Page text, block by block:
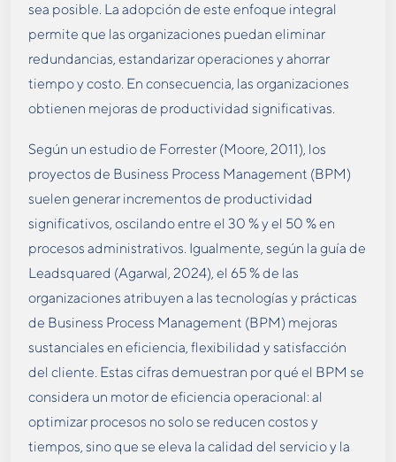
sea posible. La adopción de este enfoque integral
permite que las organizaciones puedan eliminar
redundancias, estandarizar operaciones y ahorrar
tiempo y costo. En consecuencia, las organizaciones
obtienen mejoras de productividad significativas.
Según un estudio de Forrester (Moore, 2011), los
proyectos de Business Process Management (BPM)
suelen generar incrementos de productividad
significativos, oscilando entre el 30 % y el 50 % en
procesos administrativos​. Igualmente, según la guía de
Leadsquared (Agarwal, 2024), el 65 % de las
organizaciones atribuyen a las tecnologías y prácticas
de Business Process Management (BPM) mejoras
sustanciales en eficiencia, flexibilidad y satisfacción
del cliente​. Estas cifras demuestran por qué el BPM se
considera un motor de eficiencia operacional: al
optimizar procesos no solo se reducen costos y
tiempos, sino que se eleva la calidad del servicio y la